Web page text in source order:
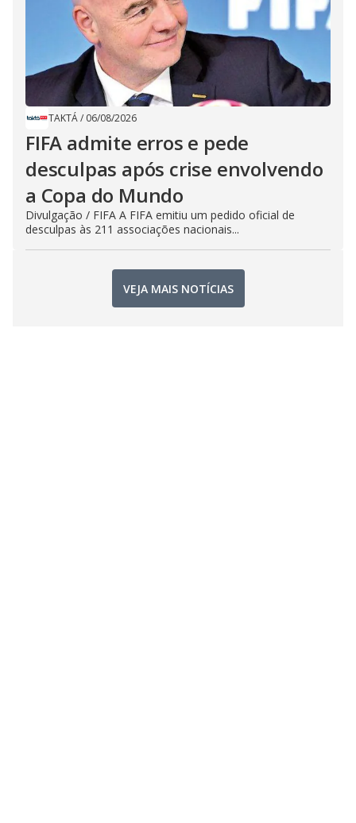
TAKTÁ/ 06/08/2026
FIFA admite erros e pede
desculpas após crise envolvendo
a Copa do Mundo
Divulgação / FIFA A FIFA emitiu um pedido oficial de
desculpas às 211 associações nacionais...
VEJA MAIS NOTÍCIAS